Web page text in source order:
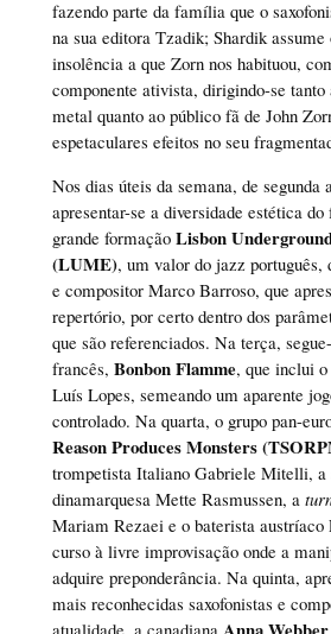
fazendo parte da família que o
na sua editora Tzadik; Shardik
insolência a que Zorn nos habituou,
componente ativista, dirigindo-se
metal quanto ao público fã de John
espetaculares efeitos no seu
Nos dias úteis da semana, de segunda
apresentar-se a diversidade estética
grande formação Lisbon
(LUME), um valor do jazz português,
e compositor Marco Barroso, que
repertório, por certo dentro dos
que são referenciados. Na terça,
francês, Bonbon Flamme, que inclui o
Luís Lopes, semeando um aparente
controlado. Na quarta, o grupo pan-
Reason Produces Monsters
trompetista Italiano Gabriele Mitelli, a
dinamarquesa Mette Rasmussen, a
Mariam Rezaei e o baterista austríaco
curso à livre improvisação onde a
adquire preponderância. Na quinta,
mais reconhecidas saxofonistas e